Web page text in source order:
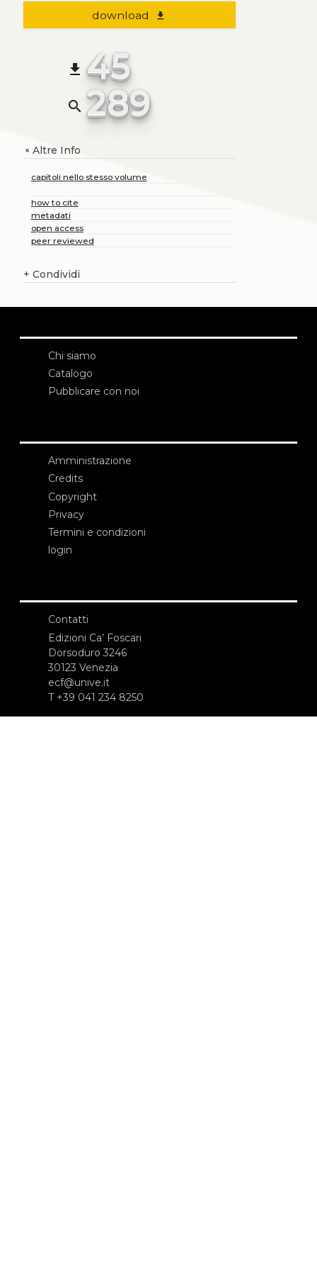
download file_download
file_download 45
search 289
+Altre Info
capitoli nello stesso volume
how to cite
metadati
open access
peer reviewed
+ Condividi
Chi siamo
Catalogo
Pubblicare con noi
Amministrazione
Credits
Copyright
Privacy
Termini e condizioni
login
Contatti
Edizioni Ca’ Foscari
Dorsoduro 3246
30123 Venezia
ecf@unive.it
T +39 041 234 8250